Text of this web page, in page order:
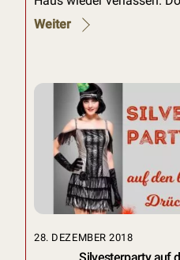
Weiter
28. DEZEMBER 2018